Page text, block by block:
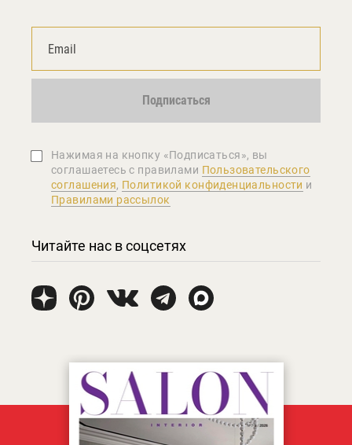
Подписаться
Нажимая на кнопку «Подписаться», вы
соглашаетеcь с правилами Пользовательского
соглашения, Политикой конфиденциальности и
Правилами рассылок
Читайте нас в соцсетях